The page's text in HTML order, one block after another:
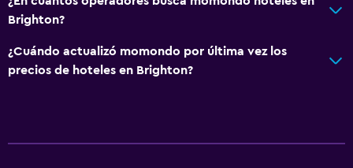
Brighton?
¿Cuándo actualizó momondo por última vez los
precios de hoteles en Brighton?